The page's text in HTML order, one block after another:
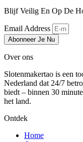
Blijf Veilig En Op De
Email Address
Abonneer Je Nu
Over ons
Slotenmakertao is een
Nederland dat 24/7
biedt – binnen 30
het land.
Ontdek
Home